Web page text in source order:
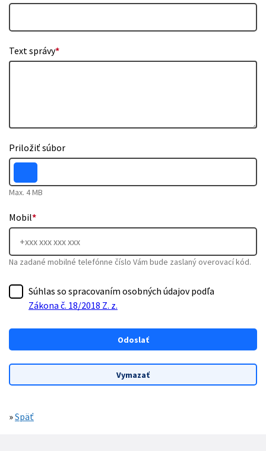
Text správy*
Priložiť súbor
Max. 4 MB
Mobil*
Na zadané mobilné telefónne číslo Vám bude zaslaný overovací kód.
Súhlas so spracovaním osobných údajov podľa
Zákona č. 18/2018 Z. z.
»Späť